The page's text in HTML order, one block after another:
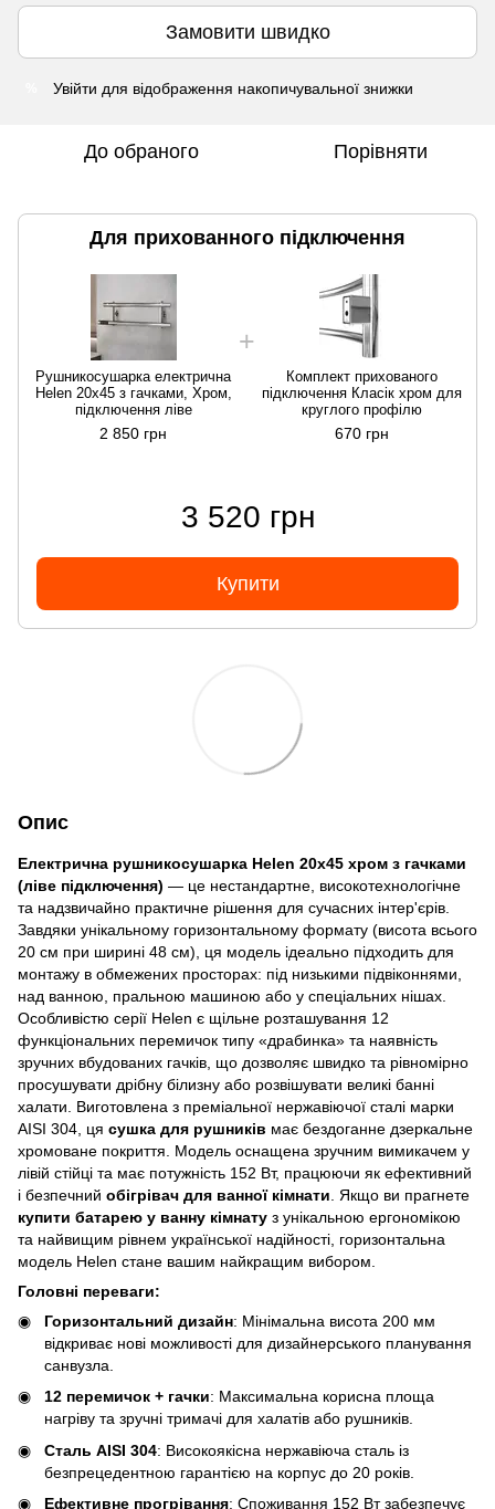
Замовити швидко
Увійти для відображення накопичувальної знижки
До обраного Порівняти
Для прихованного підключення
Рушникосушарка електрична
Helen 20х45 з гачками, Хром,
підключення ліве
2 850 грн
Комплект прихованого
підключення Класік хром для
круглого профілю
670 грн
3 520 грн
Купити
Опис
Електрична рушникосушарка Helen 20х45 хром з гачками
(ліве підключення) — це нестандартне, високотехнологічне
та надзвичайно практичне рішення для сучасних інтер'єрів.
Завдяки унікальному горизонтальному формату (висота всього
20 см при ширині 48 см), ця модель ідеально підходить для
монтажу в обмежених просторах: під низькими підвіконнями,
над ванною, пральною машиною або у спеціальних нішах.
Особливістю серії Helen є щільне розташування 12
функціональних перемичок типу «драбинка» та наявність
зручних вбудованих гачків, що дозволяє швидко та рівномірно
просушувати дрібну білизну або розвішувати великі банні
халати. Виготовлена з преміальної нержавіючої сталі марки
AISI 304, ця сушка для рушників має бездоганне дзеркальне
хромоване покриття. Модель оснащена зручним вимикачем у
лівій стійці та має потужність 152 Вт, працюючи як ефективний
і безпечний обігрівач для ванної кімнати . Якщо ви прагнете
купити батарею у ванну кімнату з унікальною ергономікою
та найвищим рівнем української надійності, горизонтальна
модель Helen стане вашим найкращим вибором.
Головні переваги:
Горизонтальний дизайн: Мінімальна висота 200 мм
відкриває нові можливості для дизайнерського планування
санвузла.
12 перемичок + гачки: Максимальна корисна площа
нагріву та зручні тримачі для халатів або рушників.
Сталь AISI 304: Високоякісна нержавіюча сталь із
безпрецедентною гарантією на корпус до 20 років.
Ефективне прогрівання: Споживання 152 Вт забезпечує